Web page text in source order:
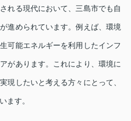
れる現代において、三島市でも自
進められています。例えば、環境
可能エネルギーを利用したインフ
があります。これにより、環境に
現したいと考える方々にとって、
ます。